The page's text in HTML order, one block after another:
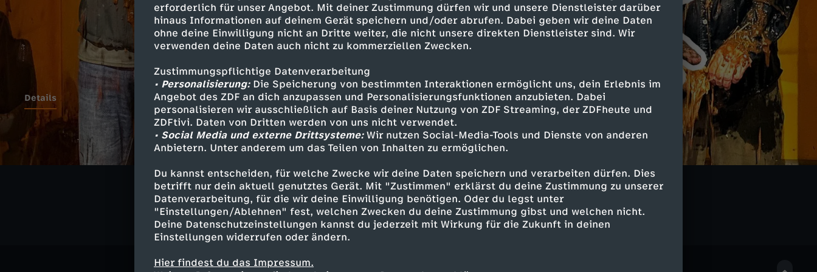
erforderlich für unser Angebot. Mit deiner Zustimmung dürfen wir und unsere Dienstleister darüber
hinaus Informationen auf deinem Gerät speichern und/oder abrufen. Dabei geben wir deine Daten
ohne deine Einwilligung nicht an Dritte weiter, die nicht unsere direkten Dienstleister sind. Wir
verwenden deine Daten auch nicht zu kommerziellen Zwecken.
Zustimmungspflichtige Datenverarbeitung
• Personalisierung:Die Speicherung von bestimmten Interaktionen ermöglicht uns, dein Erlebnis im
Angebot des ZDF an dich anzupassen und Personalisierungsfunktionen anzubieten. Dabei
personalisieren wir ausschließlich auf Basis deiner Nutzung von ZDF Streaming, der ZDFheute und
ZDFtivi. Daten von Dritten werden von uns nicht verwendet.
• Social Media und externe Drittsysteme:Wir nutzen Social-Media-Tools und Dienste von anderen
Anbietern. Unter anderem um das Teilen von Inhalten zu ermöglichen.
Du kannst entscheiden, für welche Zwecke wir deine Daten speichern und verarbeiten dürfen. Dies
betrifft nur dein aktuell genutztes Gerät. Mit "Zustimmen" erklärst du deine Zustimmung zu unserer
Datenverarbeitung, für die wir deine Einwilligung benötigen. Oder du legst unter
"Einstellungen/Ablehnen" fest, welchen Zwecken du deine Zustimmung gibst und welchen nicht.
Deine Datenschutzeinstellungen kannst du jederzeit mit Wirkung für die Zukunft in deinen
Einstellungen widerrufen oder ändern.
Hier findest du das Impressum.
Details
Ähnliche Inhalte entdecken
Gesellschaft Reportage informativ Untertitel KiKA LIVE